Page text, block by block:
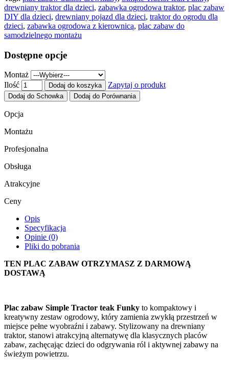
drewniany traktor dla dzieci, zabawka ogrodowa traktor, plac zabaw
DIY dla dzieci, drewniany pojazd dla dzieci, traktor do ogrodu dla
dzieci, zabawka ogrodowa z kierownicą, plac zabaw do
samodzielnego montażu
Dostępne opcje
Montaż
Ilość
Dodaj do koszyka Zapytaj o produkt
Dodaj do Schowka Dodaj do Porównania
Opcja
Montażu
Profesjonalna
Obsługa
Atrakcyjne
Ceny
Opis
Specyfikacja
Opinie (0)
Pliki do pobrania
TEN PLAC ZABAW OTRZYMASZ Z DARMOWĄ
DOSTAWĄ
Plac zabaw Simple Tractor teak Funky to kompaktowy i
kreatywny zestaw ogrodowy, który zamienia zwykłą przestrzeń w
miejsce pełne wyobraźni i zabawy. Stylizowany na drewniany
traktor, stanowi atrakcyjną alternatywę dla klasycznych placów
zabaw, zachęcając dzieci do odgrywania ról i aktywnej zabawy na
świeżym powietrzu.